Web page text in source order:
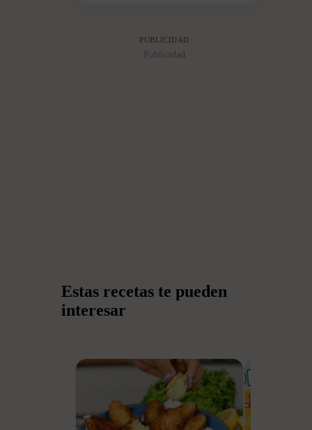
PUBLICIDAD
Publicidad
Estas recetas te pueden
interesar